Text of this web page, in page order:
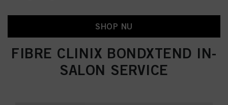
SHOP NU
FIBRE CLINIX BONDXTEND IN-
SALON SERVICE